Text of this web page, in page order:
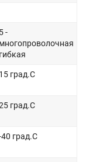
5 -
многопроволочная
гибкая
15 град.C
град.C
40 град.C